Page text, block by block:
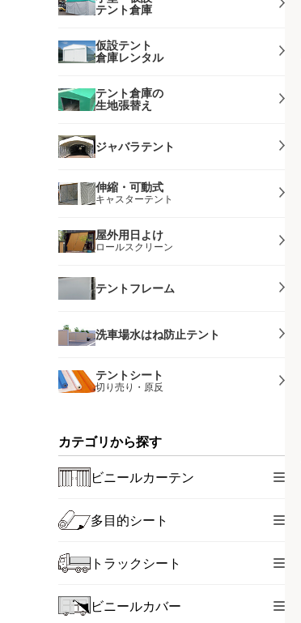
テント倉庫
仮設テント
倉庫レンタル
テント倉庫の
生地張替え
ジャバラテント
伸縮・可動式
キャスターテント
屋外用日よけ
ロールスクリーン
テントフレーム
洗車場水はね防止テント
テントシート
切り売り・原反
カテゴリから探す
ビニールカーテン
多目的シート
トラックシート
ビニールカバー